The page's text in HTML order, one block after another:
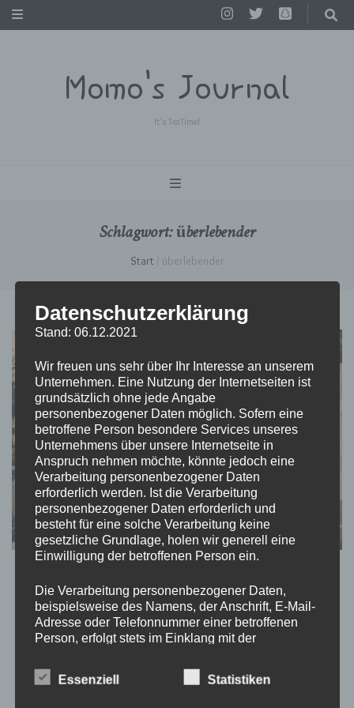
Momo's Journal
It's TeaTime!
Schlagwort:überlebender
Start / überlebender
Ein Kämpfer, nicht nur ein
Überlebender!
vonMomo aktualisiert am Mai 26, 2021
Datenschutzerklärung
Stand: 06.12.2021
Wir freuen uns sehr über Ihr Interesse an unserem
Unternehmen. Eine Nutzung der Internetseiten ist
grundsätzlich ohne jede Angabe
personenbezogener Daten möglich. Sofern eine
betroffene Person besondere Services unseres
Unternehmens über unsere Internetseite in
Anspruch nehmen möchte, könnte jedoch eine
Verarbeitung personenbezogener Daten
erforderlich werden. Ist die Verarbeitung
personenbezogener Daten erforderlich und
besteht für eine solche Verarbeitung keine
gesetzliche Grundlage, holen wir generell eine
Einwilligung der betroffenen Person ein.
Die Verarbeitung personenbezogener Daten,
beispielsweise des Namens, der Anschrift, E-Mail-
Adresse oder Telefonnummer einer betroffenen
Person, erfolgt stets im Einklang mit der
Übereinstimmung mit den für uns geltenden
landesspezifischen Datenschutzbestimmungen.
Essenziell Statistiken